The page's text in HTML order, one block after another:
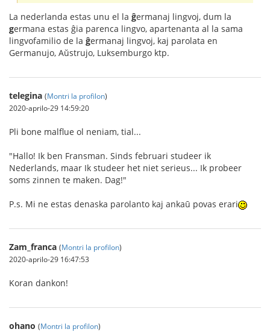
La nederlanda estas unu el la ĝermanaj lingvoj, dum la
germana estas ĝia parenca lingvo, apartenanta al la sama
lingvofamilio de la ĝermanaj lingvoj, kaj parolata en
Germanujo, Aŭstrujo, Luksemburgo ktp.
telegina (Montri la profilon)
2020-aprilo-29 14:59:20
Pli bone malflue ol neniam, tial...
"Hallo! Ik ben Fransman. Sinds februari studeer ik
Nederlands, maar Ik studeer het niet serieus... Ik probeer
soms zinnen te maken. Dag!"
P.s. Mi ne estas denaska parolanto kaj ankaū povas erari
Zam_franca (Montri la profilon)
2020-aprilo-29 16:47:53
Koran dankon!
ohano (Montri la profilon)